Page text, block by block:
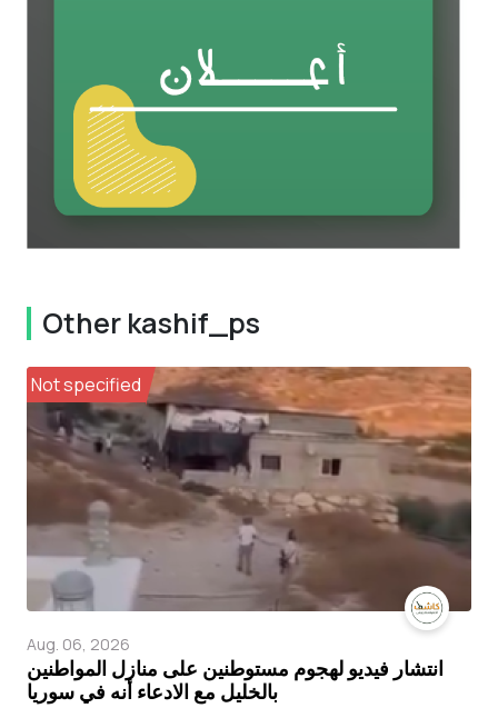
Other kashif_ps
Not specified
Aug. 06, 2026
انتشار فيديو لهجوم مستوطنين على منازل المواطنين
بالخليل مع الادعاء أنه في سوريا